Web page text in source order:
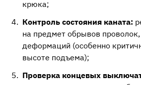
крюка;
Контроль состояния каната:
на предмет обрывов
деформаций (особенно
высоте подъема);
Проверка концевых